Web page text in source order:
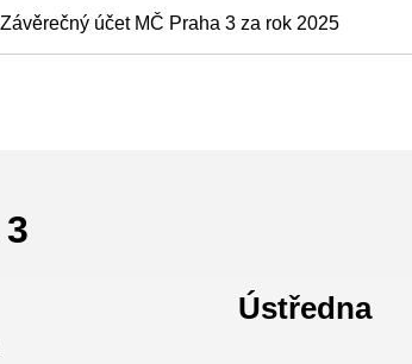
Závěrečný účet MČ Praha 3 za rok 2025
Ústředna